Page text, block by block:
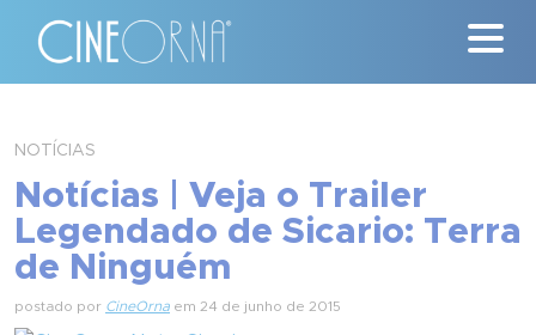
News
#ClássicosCineOrna
Quem Somos
NOTÍCIAS
Notícias | Veja o Trailer
Legendado de Sicario: Terra
de Ninguém
postado por CineOrna em 24 de junho de 2015